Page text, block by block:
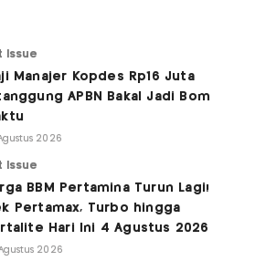
Issue
Manajer Kopdes Rp16 Juta
APBN Bakal Jadi Bom
2026
Issue
BBM Pertamina Turun Lagi!
Pertamax, Turbo hingga
Hari Ini 4 Agustus 2026
2026